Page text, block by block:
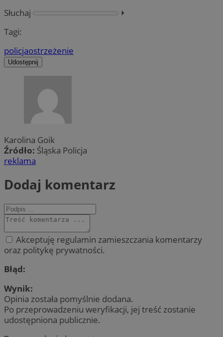
Słuchaj
⏵︎
Tagi:
policjaostrzeżenie
Udostępnij
Karolina Goik
Źródło: Śląska Policja
reklama
Dodaj komentarz
Akceptuję regulamin zamieszczania komentarzy
oraz politykę prywatności.
Błąd:
Wynik:
Opinia została pomyślnie dodana.
Po przeprowadzeniu weryfikacji, jej treść zostanie
udostępniona publicznie.